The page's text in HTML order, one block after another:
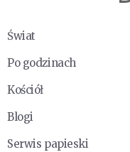
Świat
Po godzinach
Kościół
Blogi
Serwis papieski